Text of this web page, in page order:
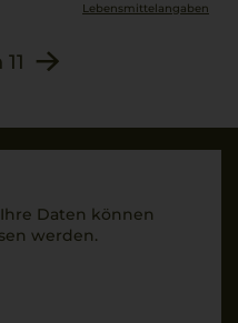
Lebensmittel­angaben
11
Daten können
werden.